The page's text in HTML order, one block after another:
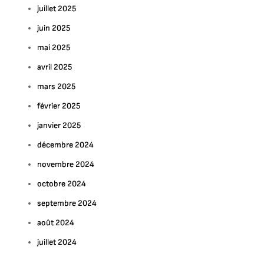
juillet 2025
juin 2025
mai 2025
avril 2025
mars 2025
février 2025
janvier 2025
décembre 2024
novembre 2024
octobre 2024
septembre 2024
août 2024
juillet 2024